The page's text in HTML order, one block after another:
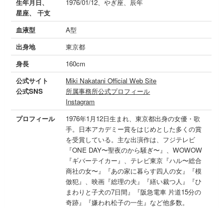
生年月日、
星座、 干支
1976/01/12、やぎ座、辰年
血液型
A型
出身地
東京都
身長
160cm
公式サイト
公式SNS
Miki Nakatani Official Web Site
所属事務所公式プロフィール
Instagram
プロフィール
1976年1月12日生まれ、東京都出身の女優・歌
手。日本アカデミー賞をはじめとした多くの賞
を受賞している。主な出演作は、フジテレビ
『ONE DAY〜聖夜のから騒ぎ〜』、WOWOW
『ギバーテイカー』、テレビ東京『ハル〜総合
商社の女〜』『あの家に暮らす四人の女』『模
倣犯』、映画『総理の夫』『繕い裁つ人』『ひ
まわりと子犬の7日間』『阪急電車 片道15分の
奇跡』『嫌われ松子の一生』など他多数。